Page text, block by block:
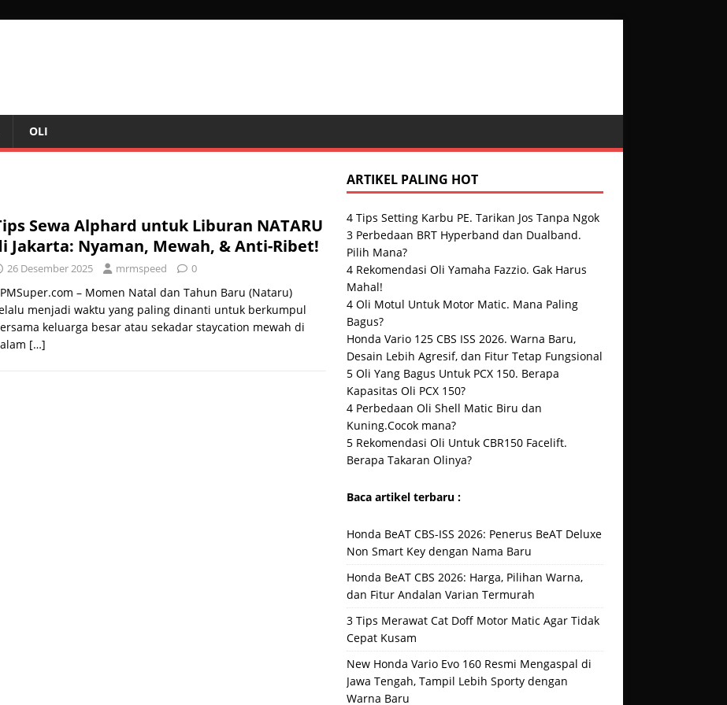
OLI
Sewa Alphard untuk Liburan NATARU
Jakarta: Nyaman, Mewah, & Anti-Ribet!
26 Desember 2025 mrmspeed 0
– Momen Natal dan Tahun Baru (Nataru)
menjadi waktu yang paling dinanti untuk berkumpul
keluarga besar atau sekadar staycation mewah di
[…]
ARTIKEL PALING HOT
4 Tips Setting Karbu PE. Tarikan Jos Tanpa Ngok
3 Perbedaan BRT Hyperband dan Dualband.
Pilih Mana?
4 Rekomendasi Oli Yamaha Fazzio. Gak Harus
Mahal!
4 Oli Motul Untuk Motor Matic. Mana Paling
Bagus?
Honda Vario 125 CBS ISS 2026. Warna Baru,
Desain Lebih Agresif, dan Fitur Tetap Fungsional
5 Oli Yang Bagus Untuk PCX 150. Berapa
Kapasitas Oli PCX 150?
4 Perbedaan Oli Shell Matic Biru dan
Kuning.Cocok mana?
5 Rekomendasi Oli Untuk CBR150 Facelift.
Berapa Takaran Olinya?
Baca artikel terbaru :
Honda BeAT CBS-ISS 2026: Penerus BeAT Deluxe
Non Smart Key dengan Nama Baru
Honda BeAT CBS 2026: Harga, Pilihan Warna,
dan Fitur Andalan Varian Termurah
3 Tips Merawat Cat Doff Motor Matic Agar Tidak
Cepat Kusam
New Honda Vario Evo 160 Resmi Mengaspal di
Jawa Tengah, Tampil Lebih Sporty dengan
Warna Baru